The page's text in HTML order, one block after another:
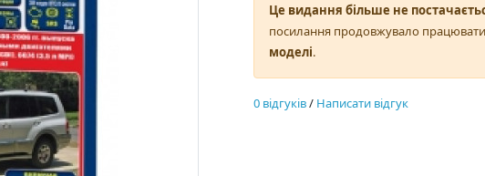
Це видання більше не
посилання продовжувало
моделі.
0 відгуків/ Написати відгук